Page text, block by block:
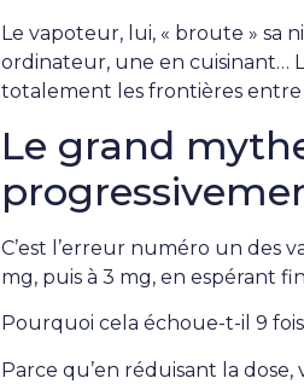
Le vapoteur, lui, « broute » sa
ordinateur, une en cuisinant…
totalement les frontières entre
Le grand
C’est l’erreur numéro un des
mg, puis à 3 mg, en espérant
Pourquoi cela échoue-t-il 9 fois
Parce qu’en réduisant la